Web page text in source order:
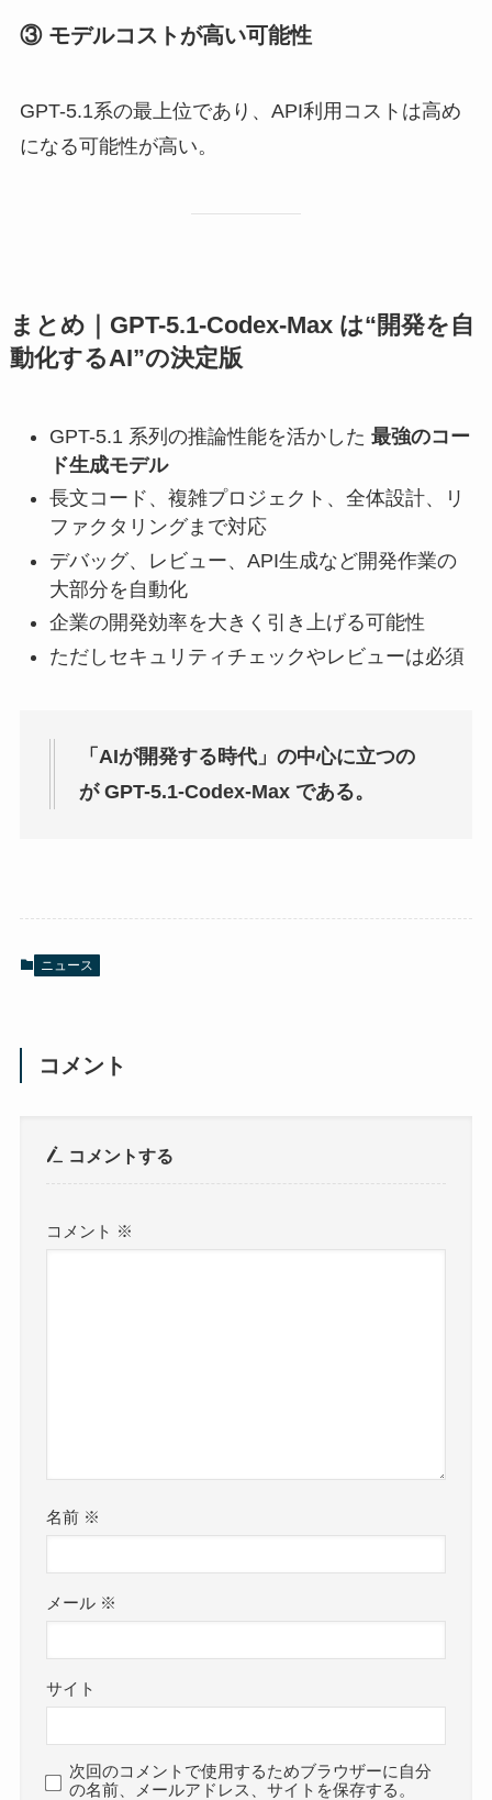
③ モデルコストが高い可能性
GPT-5.1系の最上位であり、API利用コストは高め
になる可能性が高い。
まとめ｜GPT-5.1-Codex-Max は“開発を自
動化するAI”の決定版
GPT-5.1 系列の推論性能を活かした 最強のコー
ド生成モデル
長文コード、複雑プロジェクト、全体設計、リ
ファクタリングまで対応
デバッグ、レビュー、API生成など開発作業の
大部分を自動化
企業の開発効率を大きく引き上げる可能性
ただしセキュリティチェックやレビューは必須
「AIが開発する時代」の中心に立つの
が GPT-5.1-Codex-Max である。
ニュース
コメント
コメントする
コメント ※
名前 ※
メール ※
サイト
次回のコメントで使用するためブラウザーに自分
の名前、メールアドレス、サイトを保存する。